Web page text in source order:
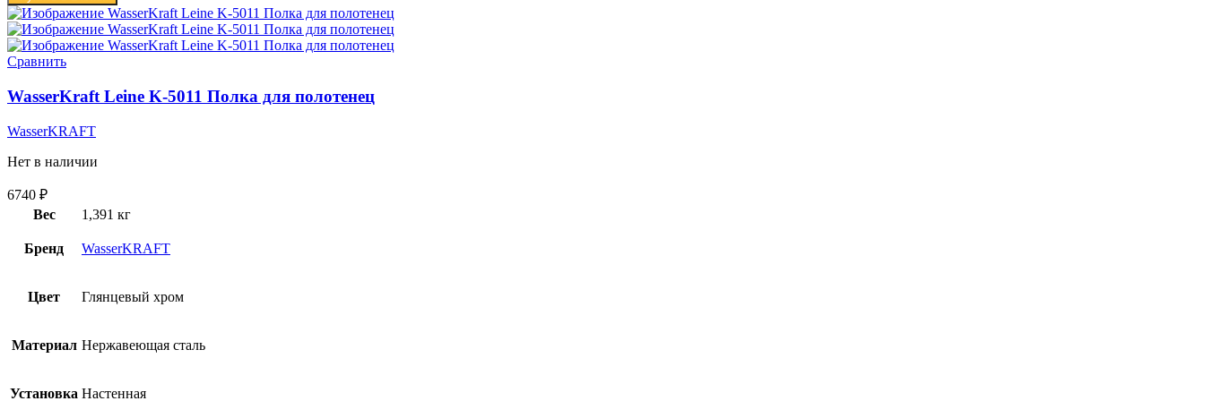
Сравнить
WasserKraft Leine K-5011 Полка для полотенец
WasserKRAFT
Нет в наличии
6740 ₽
Вес
1,391 кг
Бренд WasserKRAFT
Цвет Глянцевый хром
Материал Нержавеющая сталь
Установка Настенная